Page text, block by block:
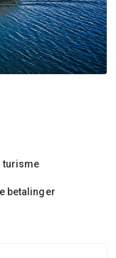
turisme
betalinger